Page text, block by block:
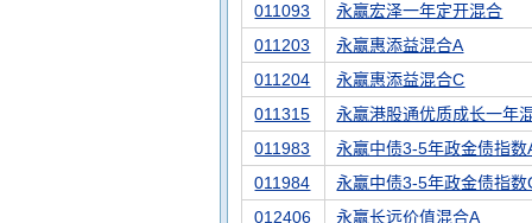
011093
永赢宏泽一年定开混合
011203
永赢惠添益混合A
011204
永赢惠添益混合C
011315
永赢港股通优质成长一年
011983
永赢中债3-5年政金债指数
011984
永赢中债3-5年政金债指数
012406
永赢长远价值混合A